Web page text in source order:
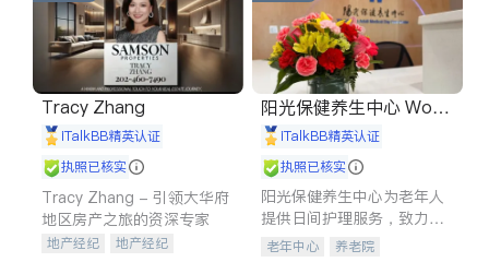
Tracy Zhang
iTalkBB精英认证
执照已核实
Tracy Zhang - 引领大华府
地区房产之旅的资深专家
地产经纪
地产经纪
阳光保健养生中心 World
shine
iTalkBB精英认证
执照已核实
阳光保健养生中心为老年人
提供日间护理服务，致力于
通过持续的护理创新来有效
老年中心 养老院